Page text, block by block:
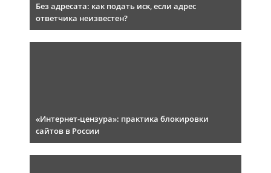
Без адресата: как подать иск, если адрес
ответчика неизвестен?
«Интернет-цензура»: практика блокировки
сайтов в России